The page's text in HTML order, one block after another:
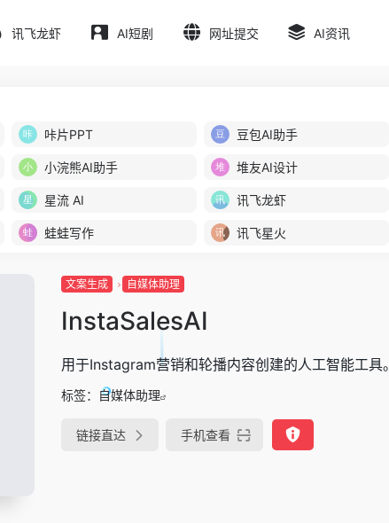
讯飞龙虾 AI短剧 网址提交 AI资讯
咔片PPT 豆包AI助手
小浣熊AI助手 堆友AI设计
星流 AI 讯飞龙虾
蛙蛙写作 讯飞星火
文案生成 自媒体助理
InstaSalesAI
用于Instagram营销和轮播内容创建的人工智能工具。
标签： 自媒体助理
链接直达 手机查看